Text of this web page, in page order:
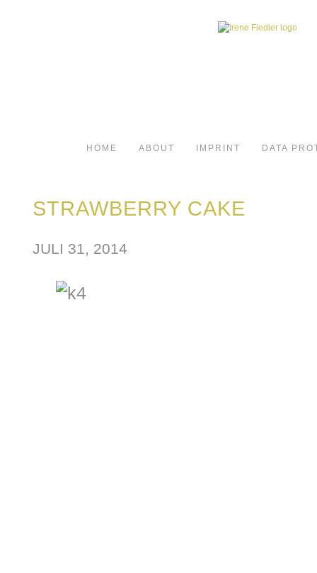
HOME ABOUT IMPRINT DATA
STRAWBERRY CAKE
JULI 31, 2014